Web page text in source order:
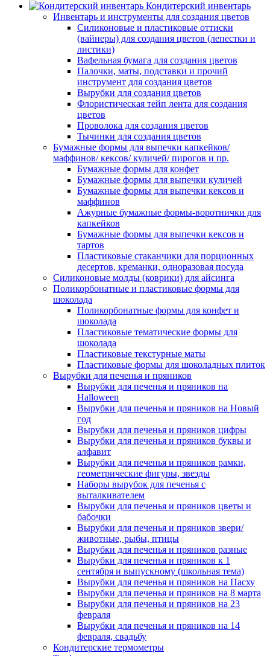
Кондитерский инвентарь
Инвентарь и инструменты для создания цветов
Силиконовые и пластиковые оттиски
(вайнеры) для создания цветов (лепестки и
листики)
Вафельная бумага для создания цветов
Палочки, маты, подставки и прочий
инструмент для создания цветов
Вырубки для создания цветов
Флористическая тейп лента для создания
цветов
Проволока для создания цветов
Тычинки для создания цветов
Бумажные формы для выпечки капкейков/
маффинов/ кексов/ куличей/ пирогов и пр.
Бумажные формы для конфет
Бумажные формы для выпечки куличей
Бумажные формы для выпечки кексов и
маффинов
Ажурные бумажные формы-воротнички для
капкейков
Бумажные формы для выпечки кексов и
тартов
Пластиковые стаканчики для порционных
десертов, креманки, одноразовая посуда
Силиконовые молды (коврики) для айсинга
Поликорбонатные и пластиковые формы для
шоколада
Поликорбонатные формы для конфет и
шоколада
Пластиковые тематические формы для
шоколада
Пластиковые текстурные маты
Пластиковые формы для шоколадных плиток
Вырубки для печенья и пряников
Вырубки для печенья и пряников на
Halloween
Вырубки для печенья и пряников на Новый
год
Вырубки для печенья и пряников цифры
Вырубки для печенья и пряников буквы и
алфавит
Вырубки для печенья и пряников рамки,
геометрические фигуры, звезды
Наборы вырубок для печенья с
выталкивателем
Вырубки для печенья и пряников цветы и
бабочки
Вырубки для печенья и пряников звери/
животные, рыбы, птицы
Вырубки для печенья и пряников разные
Вырубки для печенья и пряников к 1
сентября и выпускному (школьная тема)
Вырубки для печенья и пряников на Пасху
Вырубки для печенья и пряников на 8 марта
Вырубки для печенья и пряников на 23
февраля
Вырубки для печенья и пряников на 14
февраля, свадьбу
Кондитерские термометры